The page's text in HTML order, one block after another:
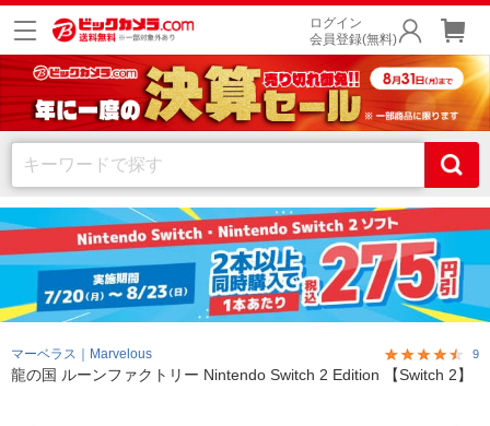
ログイン
会員登録(無料)
マーベラス｜Marvelous 9
龍の国 ルーンファクトリー Nintendo Switch 2 Edition 【Switch 2】